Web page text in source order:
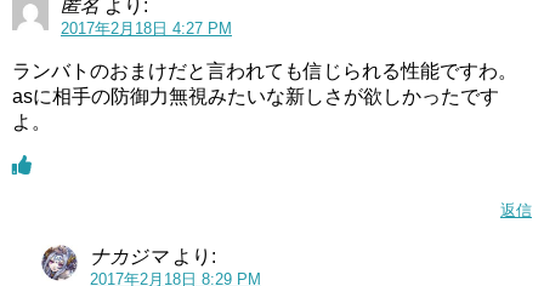
匿名 より:
2017年2月18日 4:27 PM
ランバトのおまけだと言われても信じられる性能ですわ。
asに相手の防御力無視みたいな新しさが欲しかったです
よ。
返信
ナカジマ より:
2017年2月18日 8:29 PM